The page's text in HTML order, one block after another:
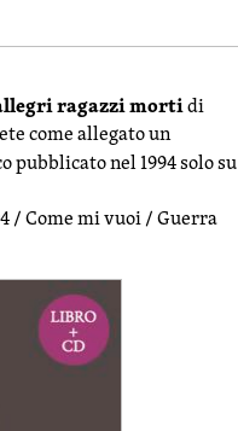
ragazzi mortidi
come allegato un
pubblicato nel 1994 solo su
/ Come mi vuoi / Guerra